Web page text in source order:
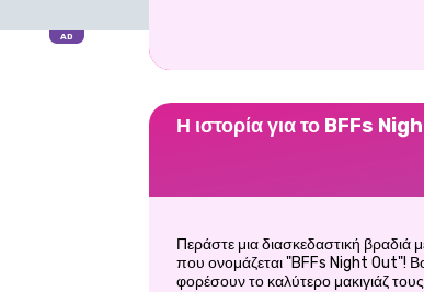
Η ιστορία για το BFFs
Περάστε μια διασκεδαστική βραδιά
που ονομάζεται "BFFs Night Out"!
φορέσουν το καλύτερο μακιγιάζ